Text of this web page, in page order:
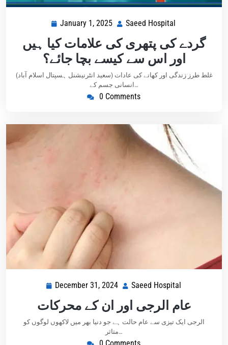
January 1, 2025 Saeed Hospital
گردے کی پتھری کی علامات کیا ہیں
اور اس سے کیسے بچا جائے؟
(سعید انٹرنیشنل ہسپتال اسلام آباد) غلط طرز زندگی اور کھانے کی عادات
انسانی جسم کے…
0 Comments
December 31, 2024 Saeed Hospital
عام الرجی اور ان کے محرکات
الرجی ایک تیزی سے عام حالت ہے جو دنیا بھر میں لاکھوں لوگوں کو
متاثر…